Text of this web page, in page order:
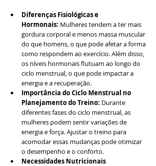
Diferenças Fisiológicas e
Hormonais: Mulheres tendem a ter mais
gordura corporal e menos massa muscular
do que homens, o que pode afetar a forma
como respondem ao exercício. Além disso,
os níveis hormonais flutuam ao longo do
ciclo menstrual, o que pode impactar a
energia e a recuperação.
Importância do Ciclo Menstrual no
Planejamento do Treino: Durante
diferentes fases do ciclo menstrual, as
mulheres podem sentir variações de
energia e força. Ajustar o treino para
acomodar essas mudanças pode otimizar
o desempenho e o conforto.
Necessidades Nutricionais